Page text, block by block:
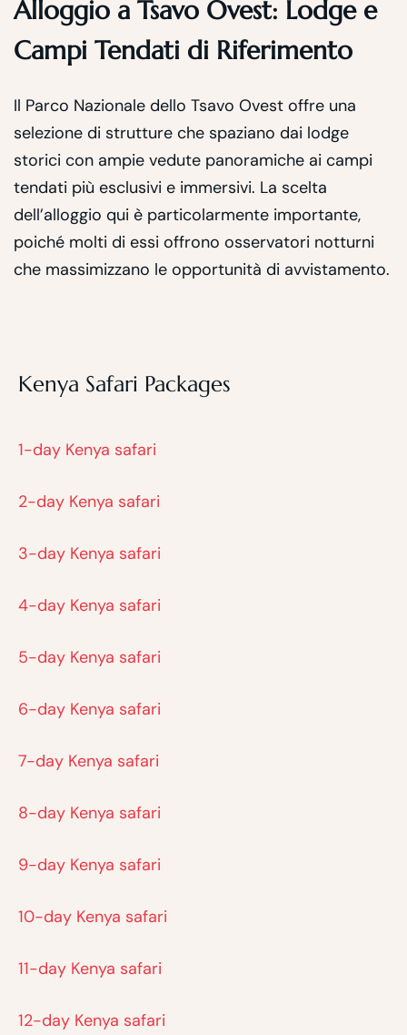
Alloggio a Tsavo Ovest: Lodge e
Campi Tendati di Riferimento
Il Parco Nazionale dello Tsavo Ovest offre una
selezione di strutture che spaziano dai lodge
storici con ampie vedute panoramiche ai campi
tendati più esclusivi e immersivi. La scelta
dell’alloggio qui è particolarmente importante,
poiché molti di essi offrono osservatori notturni
che massimizzano le opportunità di avvistamento.
Kenya Safari Packages
1-day Kenya safari
2-day Kenya safari
3-day Kenya safari
4-day Kenya safari
5-day Kenya safari
6-day Kenya safari
7-day Kenya safari
8-day Kenya safari
9-day Kenya safari
10-day Kenya safari
11-day Kenya safari
12-day Kenya safari